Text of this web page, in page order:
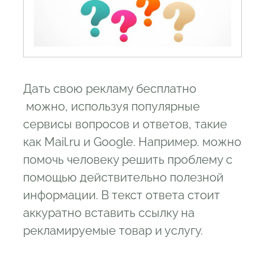
Дать свою рекламу бесплатно
можно, используя популярные
сервисы вопросов и ответов, такие
как Mail.ru и Google. Например. можно
помочь человеку решить проблему с
помощью действительно полезной
информации. В текст ответа стоит
аккуратно вставить ссылку на
рекламируемые товар и услугу.